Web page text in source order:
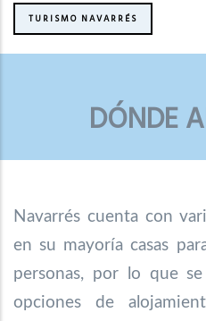
TURISMO NAVARRÉS
DÓNDE
Navarrés cuenta con
en su mayoría casas
personas, por lo que
opciones de